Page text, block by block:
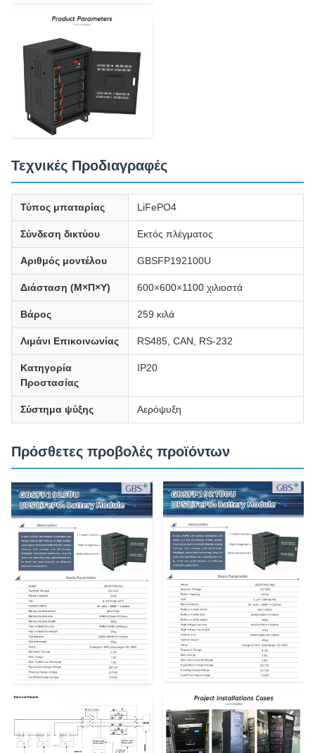
Τεχνικές Προδιαγραφές
Τύπος μπαταρίας LiFePO4
Σύνδεση δικτύου Εκτός πλέγματος
Αριθμός μοντέλου GBSFP192100U
Διάσταση (Μ×Π×Υ) 600×600×1100 χιλιοστά
Βάρος 259 κιλά
Λιμάνι Επικοινωνίας RS485, CAN, RS-232
Κατηγορία
Προστασίας
IP20
Σύστημα ψύξης Αερόψυξη
Πρόσθετες προβολές προϊόντων